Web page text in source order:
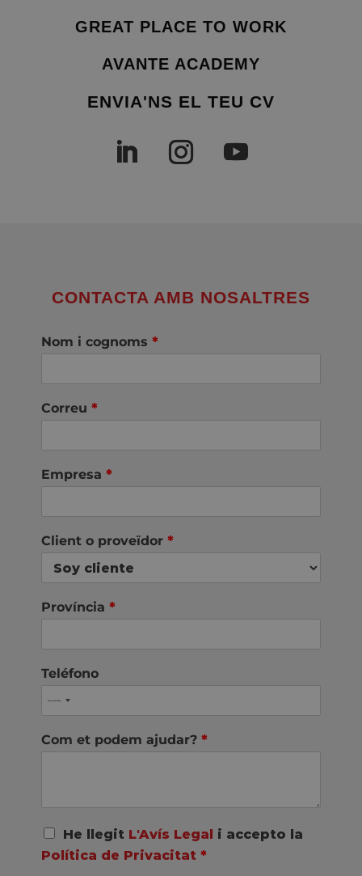
GREAT PLACE TO WORK
AVANTE ACADEMY
ENVIA'NS EL TEU CV
CONTACTA AMB NOSALTRES
Nom i cognoms *
Correu *
Empresa *
Client o proveïdor *
Província *
Teléfono
Com et podem ajudar? *
A
c
u
He llegit L'Avís Legal
i accepto la
Política de Privacitat *